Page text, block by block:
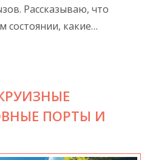
Рассказываю, что
состоянии, какие
долгий дневной
не получится
такой режим
ПОРТЫ И